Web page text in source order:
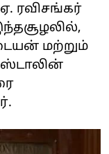
ரவிசங்கர்
மற்றும்
ஸ்டாலின்